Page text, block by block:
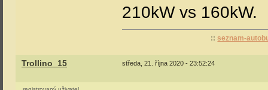
210kW vs 160kW.
::seznam-
Trollino_15 středa, 21. října 2020 - 23:52:24